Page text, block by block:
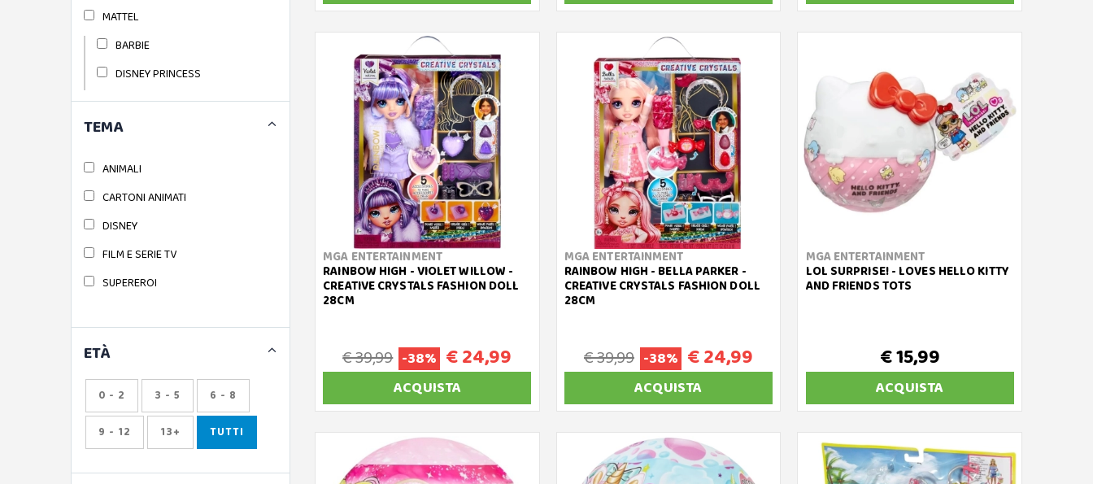
MGA ENTERTAINMENT
RAINBOW HIGH - VIOLET WILLOW -
CREATIVE CRYSTALS FASHION DOLL
28CM
€ 39,99 -38% € 24,99
ACQUISTA
MGA ENTERTAINMENT
RAINBOW HIGH - BELLA PARKER -
CREATIVE CRYSTALS FASHION DOLL
28CM
€ 39,99 -38% € 24,99
ACQUISTA
MGA ENTERTAINMENT
LOL SURPRISE! - LOVES HELLO KITTY
AND FRIENDS TOTS
€ 15,99
ACQUISTA
MATTEL
BARBIE
DISNEY PRINCESS
FROZEN
KPOP DEMON HUNTERS
YUMMILAND
SPIN MASTER
UNICORN ACADEMY
TEMA
ANIMALI
CARTONI ANIMATI
DISNEY
FILM E SERIE TV
SUPEREROI
ETÀ
0 - 2 3 - 5 6 - 8
9 - 12 13+ TUTTI